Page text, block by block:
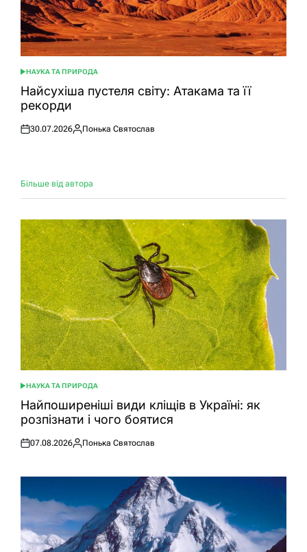
ОПУБЛІКУВАТИ
У
НАУКА ТА ПРИРОДА
Найсухіша пустеля світу: Атакама та її
рекорди
Оприлюднено
30.07.2026
Опубліковано
Понька Святослав
Більше від автора
ОПУБЛІКУВАТИ
У
НАУКА ТА ПРИРОДА
Найпоширеніші види кліщів в Україні: як
розпізнати і чого боятися
Оприлюднено
07.08.2026
Опубліковано
Понька Святослав